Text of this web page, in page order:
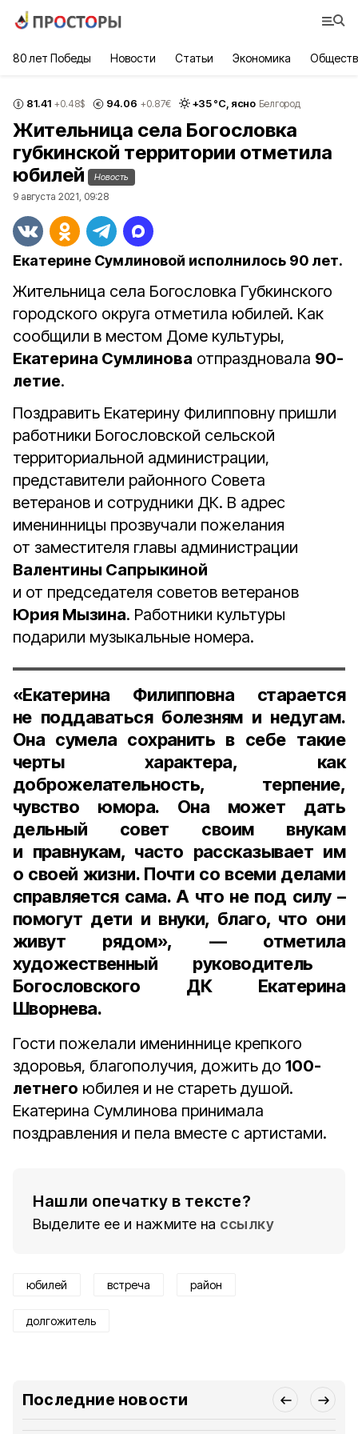
80 лет Победы Новости Статьи Экономика
81.41 +0.48$ 94.06 +0.87€ +35°С, ясно Белгород
Жительница села Богословка
губкинской территории отметила
юбилей
Новость
9 августа 2021, 09:28
Екатерине Сумлиновой исполнилось 90 лет.
Жительница села Богословка Губкинского
городского округа отметила юбилей. Как
сообщили в местом Доме культуры,
Екатерина Сумлинова отпраздновала 90-
летие.
Поздравить Екатерину Филипповну пришли
работники Богословской сельской
территориальной администрации,
представители районного Совета
ветеранов и сотрудники ДК. В адрес
именинницы прозвучали пожелания
от заместителя главы администрации
Валентины Сапрыкиной
и от председателя советов ветеранов
Юрия Мызина. Работники культуры
подарили музыкальные номера.
«Екатерина Филипповна старается
не поддаваться болезням и недугам.
Она сумела сохранить в себе такие
черты характера, как
доброжелательность, терпение,
чувство юмора. Она может дать
дельный совет своим внукам
и правнукам, часто рассказывает им
о своей жизни. Почти со всеми делами
справляется сама. А что не под силу –
помогут дети и внуки, благо, что они
живут рядом», — отметила
художественный руководитель
Богословского ДК Екатерина
Шворнева.
Гости пожелали имениннице крепкого
здоровья, благополучия, дожить до 100-
летнего юбилея и не стареть душой.
Екатерина Сумлинова принимала
поздравления и пела вместе с артистами.
Нашли опечатку в тексте?
Выделите ее и нажмите на ссылку
юбилей встреча район
долгожитель
Последние новости